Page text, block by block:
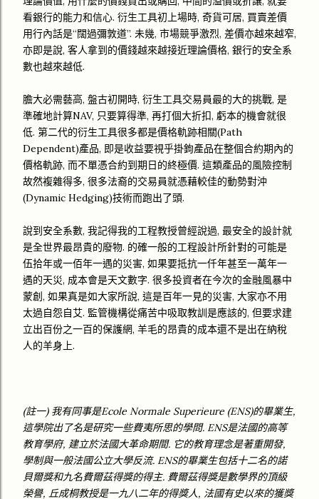
看銀行的能力和信心. 衍生工具初上場時, 奇貨可居, 買賣差價
用行內話是“闊過彌敦道”. 未幾, 市場競爭激烈, 差價亦越來越窄,
亦即是說, 客人拿到的價錢越來越接近理論價格, 銀行的安全系
數也越來越低.
膽大必需藝高, 盤古初開時, 衍生工具交易員最的大的挑戰, 是
準確地計算NAV, 只要算得準, 再打個大折扣, 虧本的機會就很
低. 第二代的衍生工具很多都是價格軌跡相關(Path
Dependent)產品, 即是收益要視乎掛鉤產品在整個合約期內的
價格軌跡, 而不單憑合約到期日的終極價. 這類產品的風險控制
故然複雜得多, 很多法裔的交易員就憑藉較佳的動勢對沖
(Dynamic Hedging)技術而跑出了頭.
說到安全系數, 我記得我的工程教授曾經說過, 最安全的設計就
是全世界最昂貴的廢物. 的確一般的工程設計所針對的可能是
伍拾年或一佰年一遇的災害, 如果要抵抗一仟年甚至一萬年一
遇的天災, 成本會是天文數字. 很多投資者在今次的金融風暴中
蒙創, 如果真是如大家所說, 這是百年一見的災害, 大家亦不用
太過自怨自艾. 監管機構從痛苦中吸取教訓是應該的, 但要求建
立出百份之一百的保護網, 羊毛的昂貴的成本還不是出在納稅
人的羊身上.
(註一) 我有同事是Ecole Normale Superieure (ENS)的畢業生,
這學院出了名是研究一些費夷所思的學問. ENS是法國的高等
教育學府, 建立於法國大革命期間. 它的教育理念是著重開發,
學制與一般法國公立大學反流. ENS的畢業生包括十二名的諾
貝爾獎和九名費爾茲得獎的得主. 費爾茲得獎是數學界的頂級
榮譽, 丘成桐教授是一九八二年的得獎人, 法國有史以來的獲獎